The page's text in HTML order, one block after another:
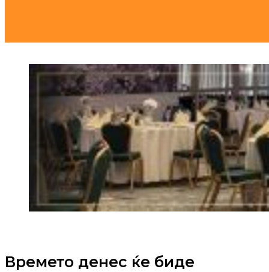
Времето денес ќе биде